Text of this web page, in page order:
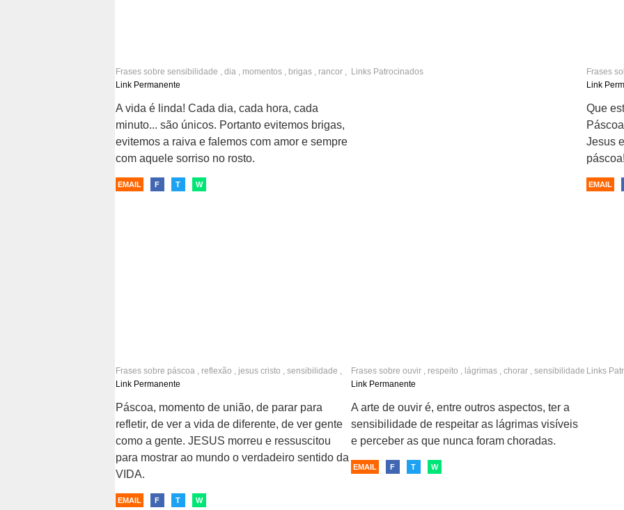
Frases sobre sensibilidade , dia, momentos, brigas, rancor,
ressentimento,raiva
Link Permanente
A vida é linda! Cada dia, cada hora, cada
minuto... são únicos. Portanto evitemos brigas,
evitemos a raiva e falemos com amor e sempre
com aquele sorriso no rosto.
EMAIL F T W
Links Patrocinados Frases
Link
Que
Jesus
EMAIL
Frases sobre páscoa, reflexão , jesus cristo , sensibilidade ,
vida
Link Permanente
Páscoa, momento de união, de parar para
refletir, de ver a vida de diferente, de ver gente
como a gente. JESUS morreu e ressuscitou
para mostrar ao mundo o verdadeiro sentido da
VIDA.
EMAIL F T W
Frases sobre ouvir, respeito , lágrimas, chorar, sensibilidade
, atenção
Link Permanente
A arte de ouvir é, entre outros aspectos, ter a
sensibilidade de respeitar as lágrimas visíveis
e perceber as que nunca foram choradas.
EMAIL F T W
Links